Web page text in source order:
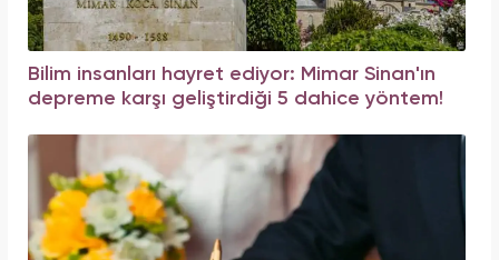
Bilim insanları hayret ediyor: Mimar Sinan'ın
depreme karşı geliştirdiği 5 dahice yöntem!